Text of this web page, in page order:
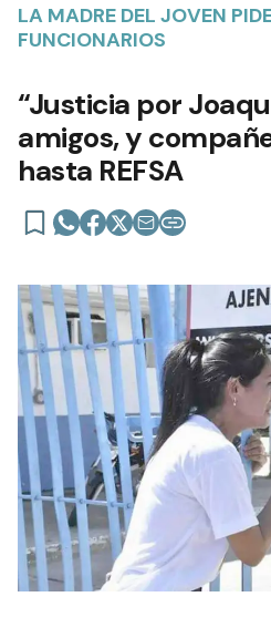
LA MADRE DEL JOVEN
FUNCIONARIOS
“Justicia por
amigos, y
hasta REFSA